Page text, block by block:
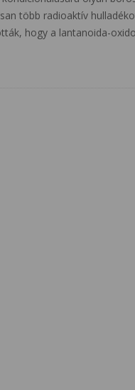
több radioaktív
hogy a lantanoida-